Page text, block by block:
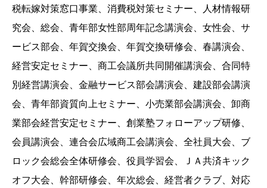
税転嫁対策窓口事業、消費税対策セミナー、人材情報研
究会、総会、青年部女性部周年記念講演会、女性会、サ
ービス部会、年賀交換会、年賀交換研修会、春講演会、
経営安定セミナー、商工会議所共同開催講演会、合同特
別経営講演会、金融サービス部会講演会、建設部会講演
会、青年部資質向上セミナー、小売業部会講演会、卸商
業部会経営安定セミナー、創業塾フォローアップ研修、
会員講演会、連合会広域商工会講演会、全社員大会、ブ
ロック会総会全体研修会、役員学習会、ＪＡ共済キック
オフ大会、幹部研修会、年次総会、経営者クラブ、対応